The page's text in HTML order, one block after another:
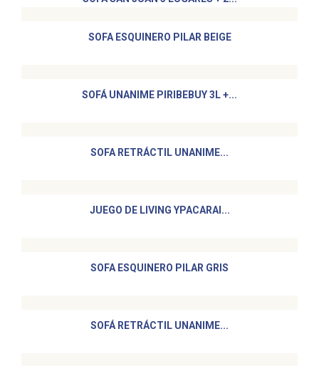
SOFA ESQUINERO PILAR BEIGE
SOFÁ UNANIME PIRIBEBUY 3L +...
SOFA RETRÁCTIL UNANIME...
JUEGO DE LIVING YPACARAI...
SOFA ESQUINERO PILAR GRIS
SOFÁ RETRÁCTIL UNANIME...